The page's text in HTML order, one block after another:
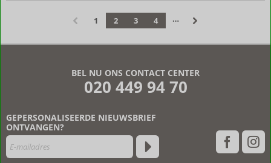
1 2 3 4
…
BEL NU ONS CONTACT CENTER
020 449 94 70
GEPERSONALISEERDE NIEUWSBRIEF
ONTVANGEN?